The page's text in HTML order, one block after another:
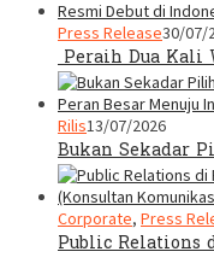
Press Release30/07/
Peraih Dua Kali
Rilis13/07/2026
Bukan Sekadar
Corporate, Press
Public Relations